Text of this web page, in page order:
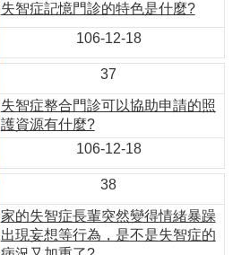
失智症記憶門診的特色是什麼?
106-12-18
37
失智症整合門診可以協助申請的照
護資源有什麼?
106-12-18
38
家的失智症長輩突然變得情緒暴躁
出現妄想等行為，是不是失智症的